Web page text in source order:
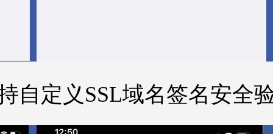
自定义SSL域名签名安全